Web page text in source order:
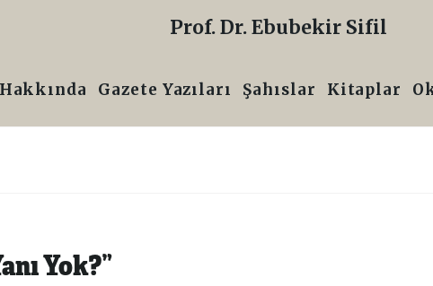
Prof. Dr. Ebubekir Sifil
Hakkında Gazete Yazıları Şahıslar Kitaplar
Yok?”